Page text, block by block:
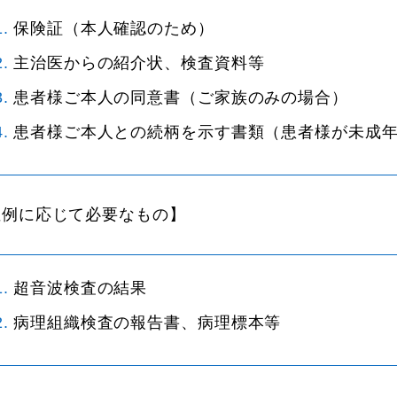
保険証（本人確認のため）
主治医からの紹介状、検査資料等
患者様ご本人の同意書（ご家族のみの場合）
患者様ご本人との続柄を示す書類（患者様が未成年
に応じて必要なもの】
超音波検査の結果
病理組織検査の報告書、病理標本等